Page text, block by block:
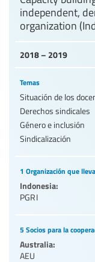
2018 – 2019
independent,
organization
Temas
Situación de los
Derechos sindicales
Género e inclusión
Sindicalización
1 Organización que
Indonesia:
PGRI
5 Socios para la
Australia:
AEU